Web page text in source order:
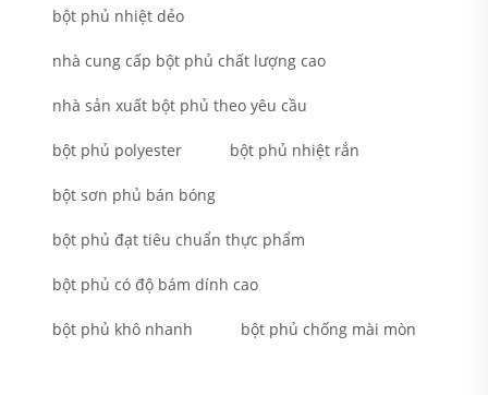
bột phủ nhiệt dẻo
nhà cung cấp bột phủ chất lượng cao
nhà sản xuất bột phủ theo yêu cầu
bột phủ polyester bột phủ nhiệt rắn
bột sơn phủ bán bóng
bột phủ đạt tiêu chuẩn thực phẩm
bột phủ có độ bám dính cao
bột phủ khô nhanh bột phủ chống mài mòn